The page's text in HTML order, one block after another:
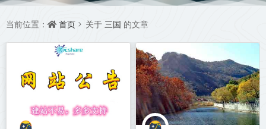
当前位置： 首页 关于 三国 的文章